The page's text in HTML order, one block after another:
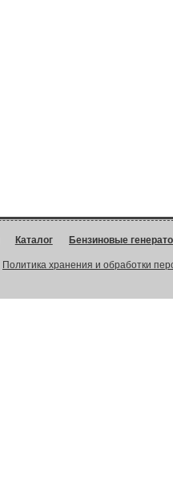
Каталог Бензиновые
Политика хранения и обработки